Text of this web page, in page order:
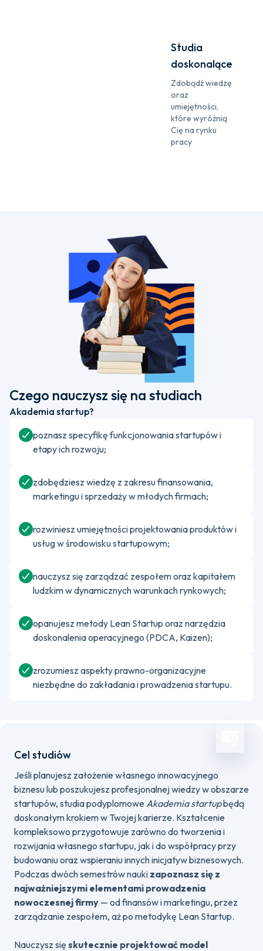
Studia
doskonalące
Zdobądź wiedzę
oraz
umiejętności,
które wyróżnią
Cię na rynku
pracy
Czego nauczysz się na studiach
Akademia startup?
poznasz specyfikę funkcjonowania startupów i
etapy ich rozwoju;
zdobędziesz wiedzę z zakresu finansowania,
marketingu i sprzedaży w młodych firmach;
rozwiniesz umiejętności projektowania produktów i
usług w środowisku startupowym;
nauczysz się zarządzać zespołem oraz kapitałem
ludzkim w dynamicznych warunkach rynkowych;
opanujesz metody Lean Startup oraz narzędzia
doskonalenia operacyjnego (PDCA, Kaizen);
zrozumiesz aspekty prawno-organizacyjne
niezbędne do zakładania i prowadzenia startupu.
Cel studiów
Jeśli planujesz założenie własnego innowacyjnego
biznesu lub poszukujesz profesjonalnej wiedzy w obszarze
startupów, studia podyplomowe Akademia startupbędą
doskonałym krokiem w Twojej karierze. Kształcenie
kompleksowo przygotowuje zarówno do tworzenia i
rozwijania własnego startupu, jak i do współpracy przy
budowaniu oraz wspieraniu innych inicjatyw biznesowych.
Podczas dwóch semestrów nauki zapoznasz się z
najważniejszymi elementami prowadzenia
nowoczesnej firmy — od finansów i marketingu, przez
zarządzanie zespołem, aż po metodykę Lean Startup.
Nauczysz się skutecznie projektować model